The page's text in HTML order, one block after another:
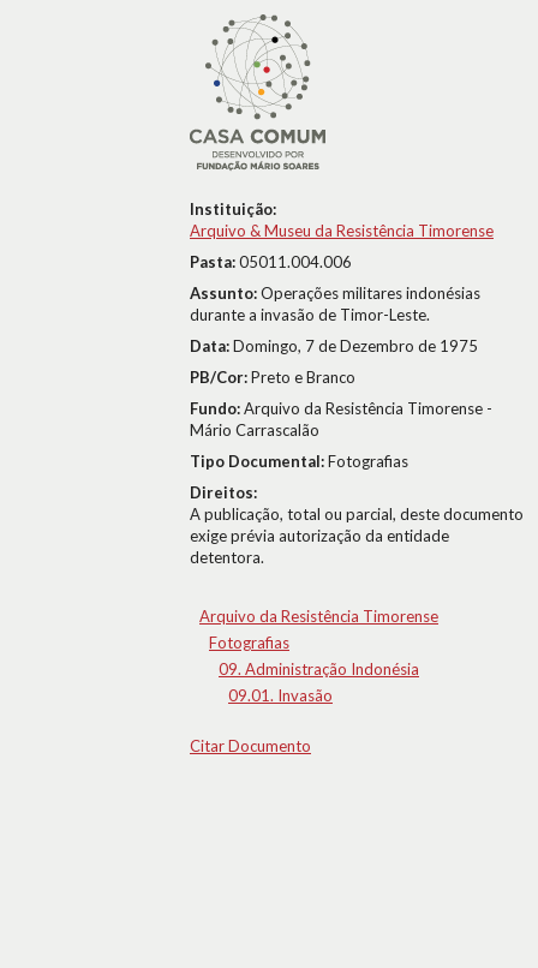
Instituição:
Arquivo & Museu da Resistência Timorense
Pasta:05011.004.006
Assunto:Operações militares indonésias
durante a invasão de Timor-Leste.
Data:Domingo, 7 de Dezembro de 1975
PB/Cor:Preto e Branco
Fundo:Arquivo da Resistência Timorense -
Mário Carrascalão
Tipo Documental:Fotografias
Direitos:
A publicação, total ou parcial, deste documento
exige prévia autorização da entidade
detentora.
Arquivo da Resistência Timorense
Fotografias
09. Administração Indonésia
09.01. Invasão
Citar Documento